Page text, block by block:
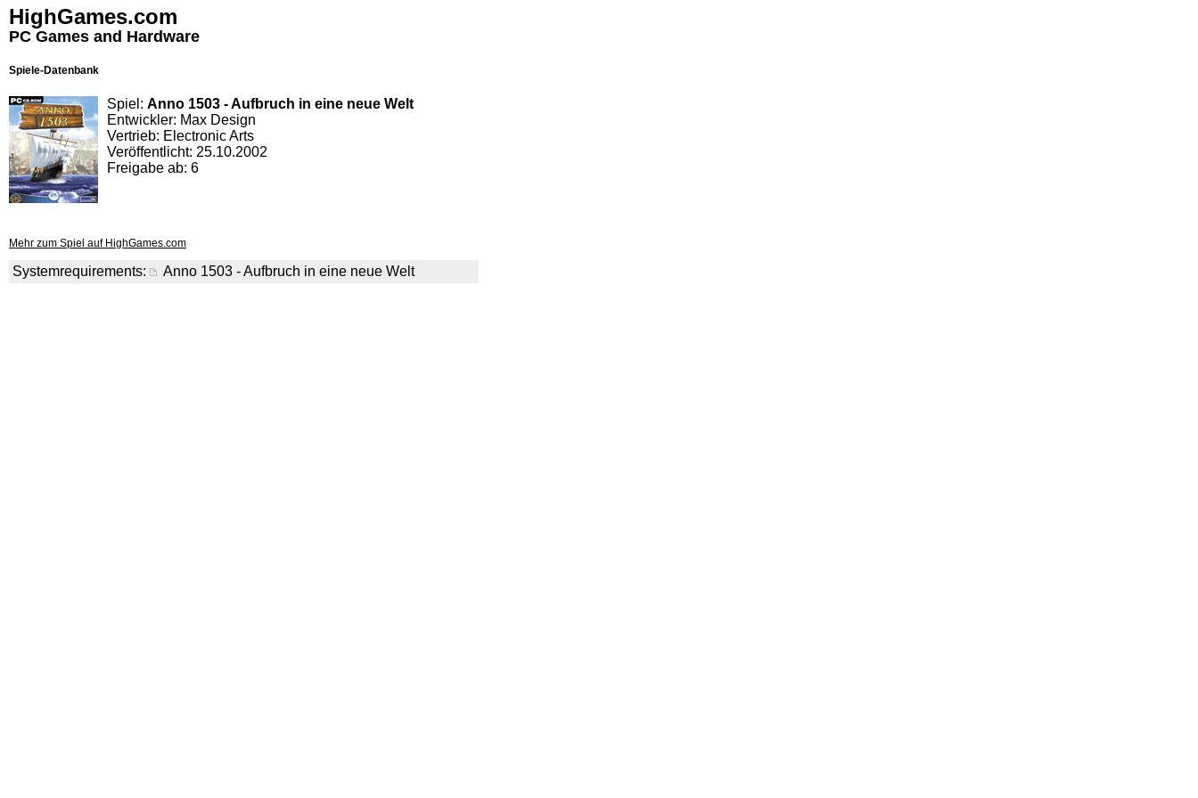
HighGames.com
PC Games and Hardware
Spiele-Datenbank
Spiel: Anno 1503 - Aufbruch in eine neue Welt
Entwickler: Max Design
Vertrieb: Electronic Arts
Veröffentlicht: 25.10.2002
Freigabe ab: 6
Mehr zum Spiel auf HighGames.com
Systemrequirements: Anno 1503 - Aufbruch in eine neue Welt